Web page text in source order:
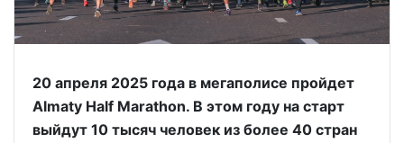
20 апреля 2025 года в мегаполисе пройдет
Almaty Half Marathon. В этом году на старт
выйдут 10 тысяч человек из более 40 стран